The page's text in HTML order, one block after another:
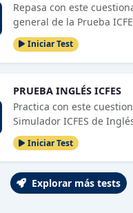
Repasa con este
general de la Prueba
Iniciar Test
PRUEBA INGLÉS ICFES
Practica con este
Simulador ICFES de
Iniciar Test
Explorar más tests